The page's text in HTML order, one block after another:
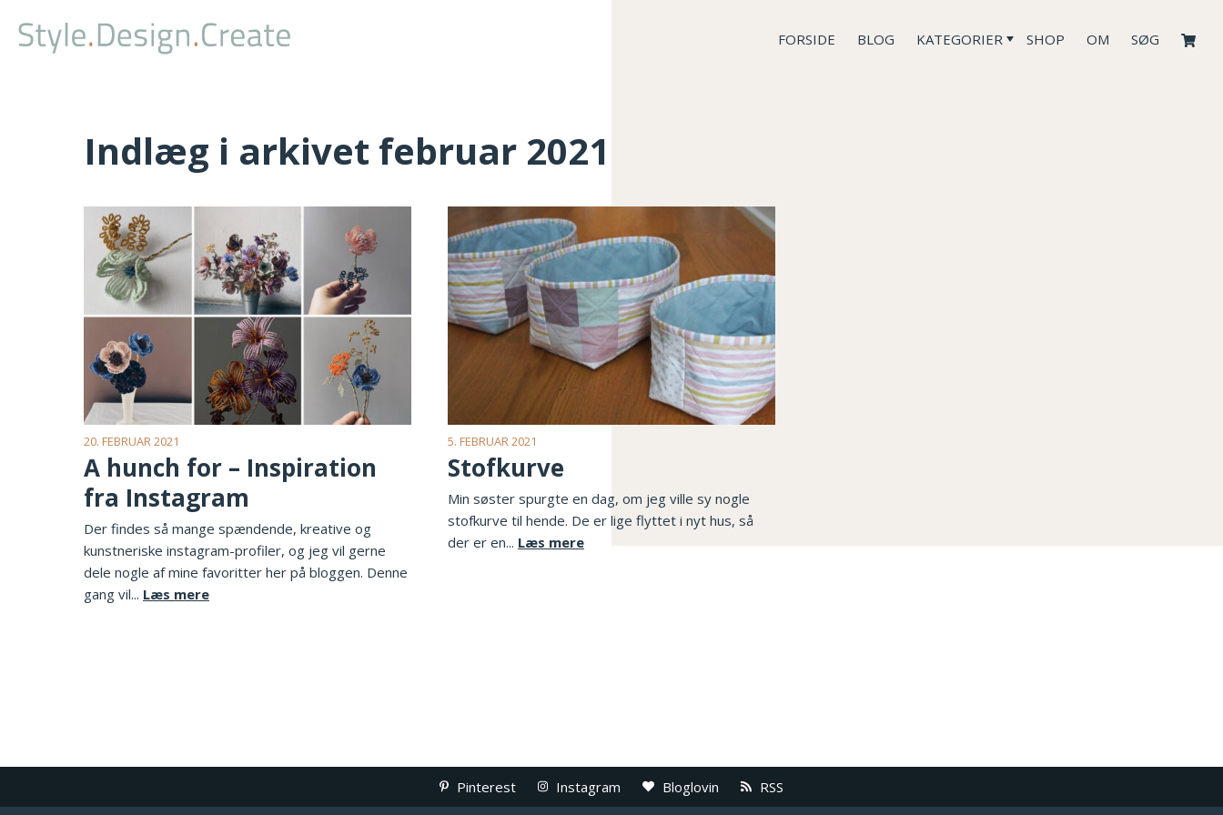
FORSIDE BLOG KATEGORIER SHOP OM SØG
Indlæg i arkivet februar 2021
20. FEBRUAR 2021
A hunch for – Inspiration
fra Instagram
Der findes så mange spændende, kreative og
kunstneriske instagram-profiler, og jeg vil gerne
dele nogle af mine favoritter her på bloggen. Denne
gang vil... Læs mere
5. FEBRUAR 2021
Stofkurve
Min søster spurgte en dag, om jeg ville sy nogle
stofkurve til hende. De er lige flyttet i nyt hus, så
der er en... Læs mere
Pinterest Instagram Bloglovin RSS